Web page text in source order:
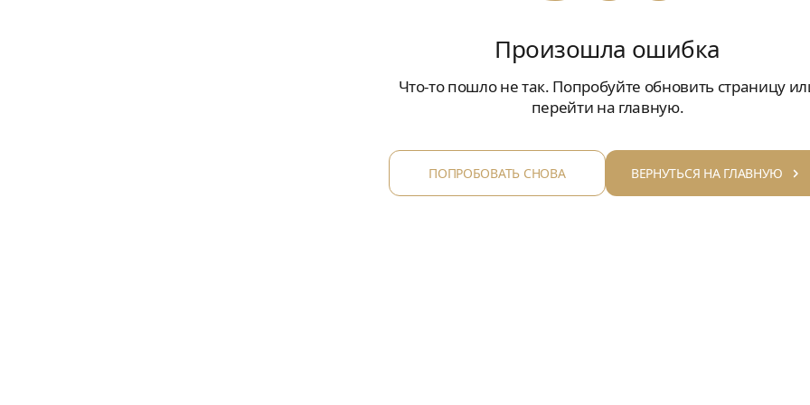
Произошла ошибка
Что-то пошло не так. Попробуйте обновить страницу
перейти на главную.
ПОПРОБОВАТЬ СНОВА ВЕРНУТЬСЯ НА ГЛАВНУЮ